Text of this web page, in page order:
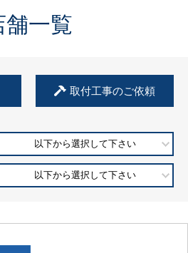
舗一覧
取付工事のご依頼
以下から選択して下さい
以下から選択して下さい